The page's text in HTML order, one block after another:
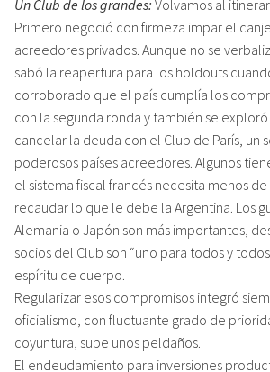
Un Club de los grandes: Volvamos al
Primero negoció con firmeza impar el
acreedores privados. Aunque no se
sabó la reapertura para los holdouts
corroborado que el país cumplía los
con la segunda ronda y también se
cancelar la deuda con el Club de París, un
poderosos países acreedores. Algunos
el sistema fiscal francés necesita menos
recaudar lo que le debe la Argentina. Los
Alemania o Japón son más importantes,
socios del Club son “uno para todos y
espíritu de cuerpo.
Regularizar esos compromisos integró
oficialismo, con fluctuante grado de
coyuntura, sube unos peldaños.
El endeudamiento para inversiones